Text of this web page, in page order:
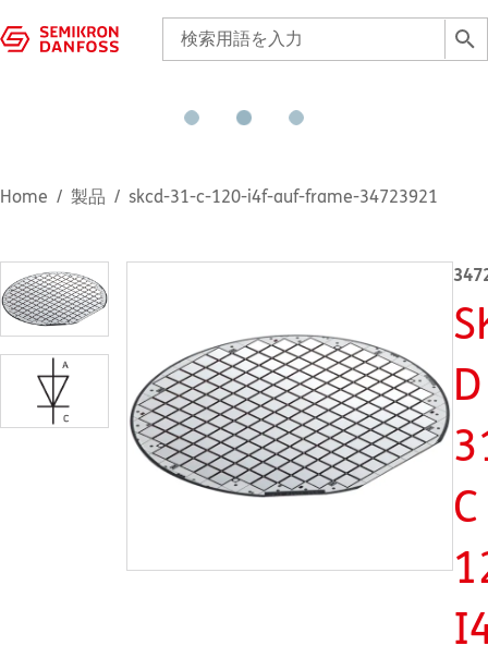
Home 製品 skcd-31-c-120-i4f-auf-frame-34723921
D
C